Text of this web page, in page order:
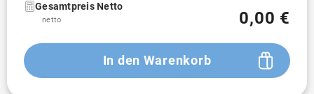
Gesamtpreis Netto
netto 0,00 €
In den Warenkorb